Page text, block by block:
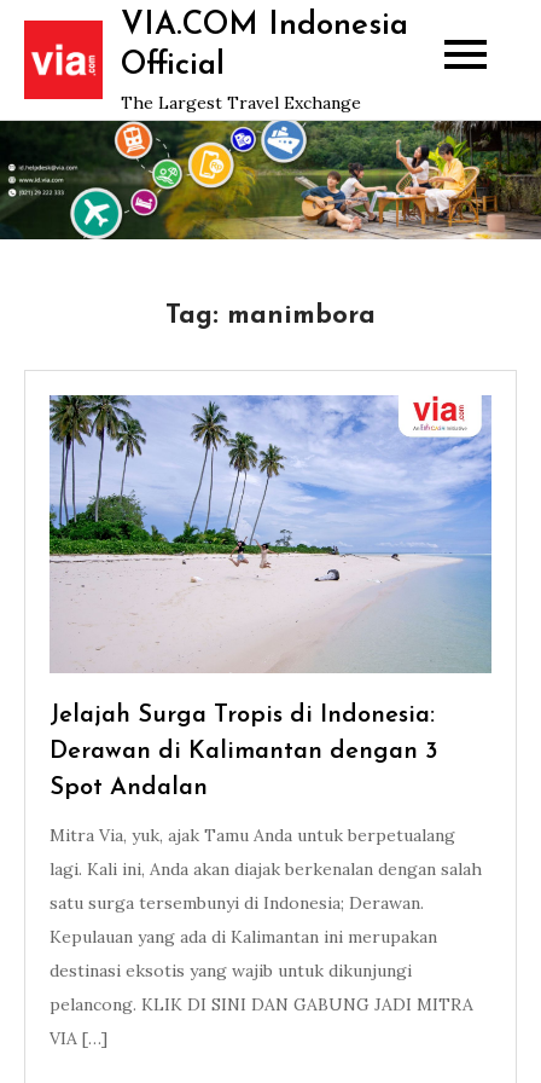
Skip
content
VIA.COM Indonesia
Official
The Largest Travel Exchange
Tag: manimbora
Jelajah Surga Tropis di Indonesia:
Derawan di Kalimantan dengan 3
Spot Andalan
Mitra Via, yuk, ajak Tamu Anda untuk berpetualang
lagi. Kali ini, Anda akan diajak berkenalan dengan salah
satu surga tersembunyi di Indonesia; Derawan.
Kepulauan yang ada di Kalimantan ini merupakan
destinasi eksotis yang wajib untuk dikunjungi
pelancong. KLIK DI SINI DAN GABUNG JADI MITRA
VIA […]